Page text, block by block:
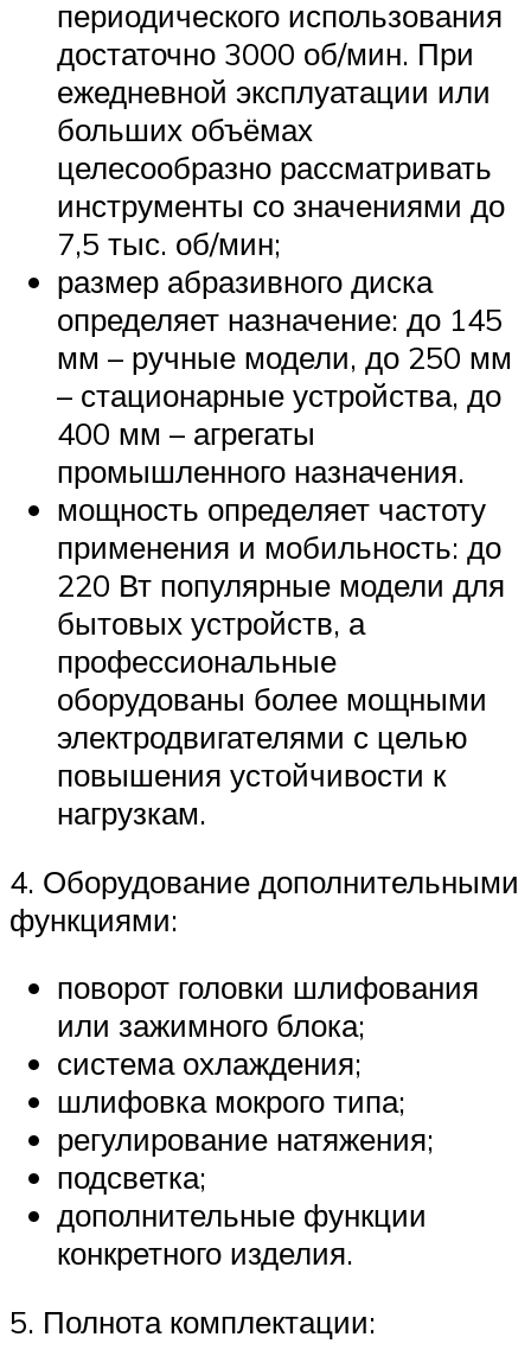
периодического использования
достаточно 3000 об/мин. При
ежедневной эксплуатации или
больших объёмах
целесообразно рассматривать
инструменты со значениями до
7,5 тыс. об/мин;
размер абразивного диска
определяет назначение: до 145
мм – ручные модели, до 250 мм
– стационарные устройства, до
400 мм – агрегаты
промышленного назначения.
мощность определяет частоту
применения и мобильность: до
220 Вт популярные модели для
бытовых устройств, а
профессиональные
оборудованы более мощными
электродвигателями с целью
повышения устойчивости к
нагрузкам.
4. Оборудование дополнительными
функциями:
поворот головки шлифования
или зажимного блока;
система охлаждения;
шлифовка мокрого типа;
регулирование натяжения;
подсветка;
дополнительные функции
конкретного изделия.
5. Полнота комплектации: